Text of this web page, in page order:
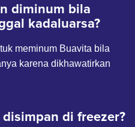
diminum bila
kadaluarsa?
meminum Buavita bila
karena dikhawatirkan
di freezer?